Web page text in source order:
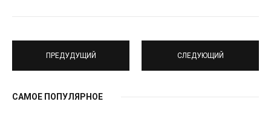
ПРЕДУДУЩИЙ СЛЕДУЮЩИЙ
САМОЕ ПОПУЛЯРНОЕ